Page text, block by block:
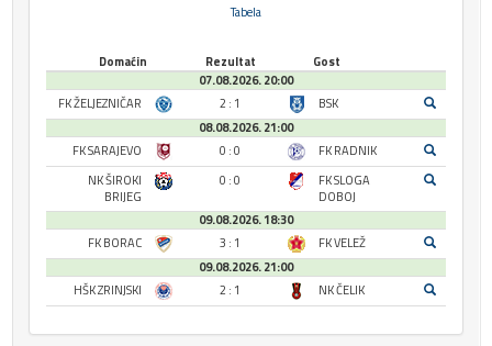
Tabela
Domaćin Rezultat
Gost
07.08.2026. 20:00
FK ŽELJEZNIČAR
2 : 1
BSK
08.08.2026. 21:00
FK SARAJEVO
0 : 0
FK RADNIK
NK ŠIROKI
BRIJEG
0 : 0
FK SLOGA
DOBOJ
09.08.2026. 18:30
FK BORAC
3 : 1
FK VELEŽ
09.08.2026. 21:00
HŠK ZRINJSKI
2 : 1 NK ČELIK